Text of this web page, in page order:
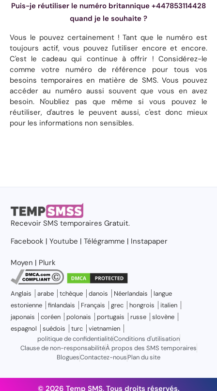
Puis-je réutiliser le numéro britannique +447853114428
quand je le souhaite ?
Vous le pouvez certainement ! Tant que le numéro est
toujours actif, vous pouvez l'utiliser encore et encore.
C'est le cadeau qui continue à offrir ! Considérez-le
comme votre numéro de référence pour tous vos
besoins temporaires en matière de SMS. Vous pouvez
accéder au numéro aussi souvent que vous en avez
besoin. N'oubliez pas que même si vous pouvez le
réutiliser, d'autres le peuvent aussi, c'est donc mieux
pour les informations non sensibles.
RecevoirSMS temporaires Gratuit.
Facebook |Youtube |Télégramme | Instapaper
Moyen | Plurk
Anglais arabe tchèque danois Néerlandais
langue
estonienne
finlandais Français grec hongrois
italien
japonais
coréen polonais portugais russe
slovène
espagnol
suédois turc
vietnamien
politique de confidentialitéConditions d'utilisation
Clause de non-responsabilitéÀ propos des SMS temporaires
BloguesContactez-nousPlan du site
© 2026 Temp SMS, Tous droits réservés.